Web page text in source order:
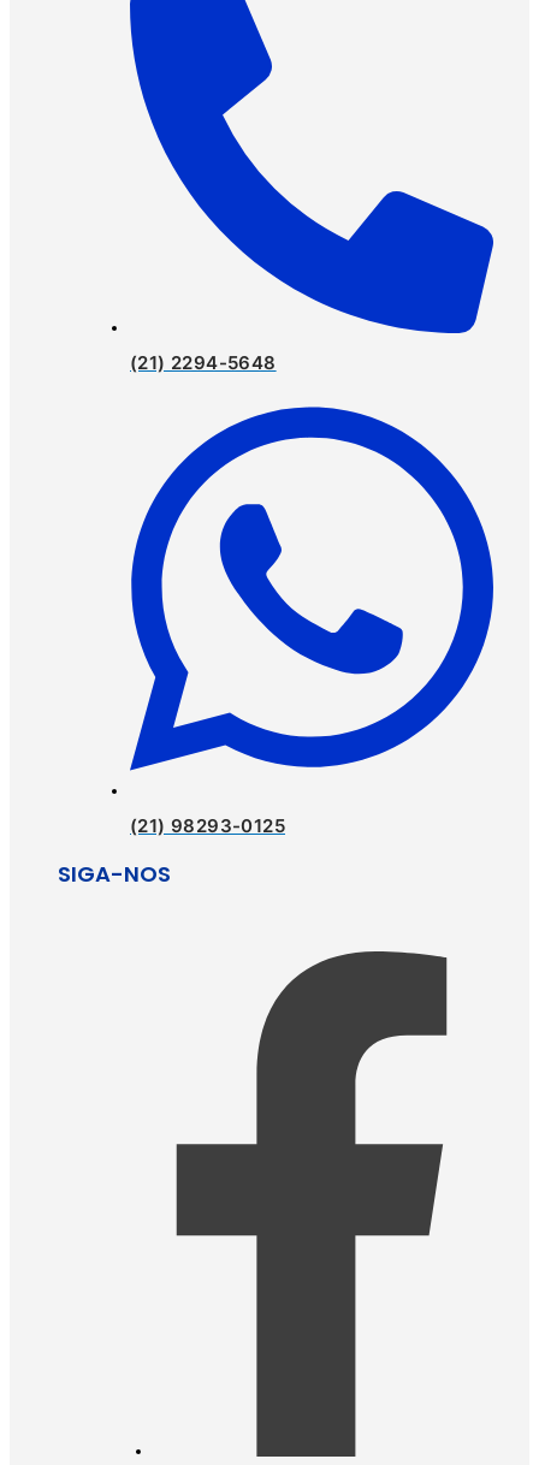
(21) 2294-5648​
(21) 98293-0125
SIGA-NOS